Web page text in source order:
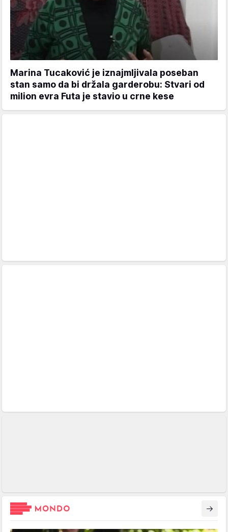
Marina Tucaković je iznajmljivala poseban
stan samo da bi držala garderobu: Stvari od
milion evra Futa je stavio u crne kese